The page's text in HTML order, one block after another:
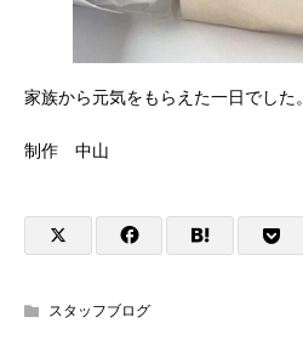
家族から元気をもらえた一日でした。
制作 中山
スタッフブログ